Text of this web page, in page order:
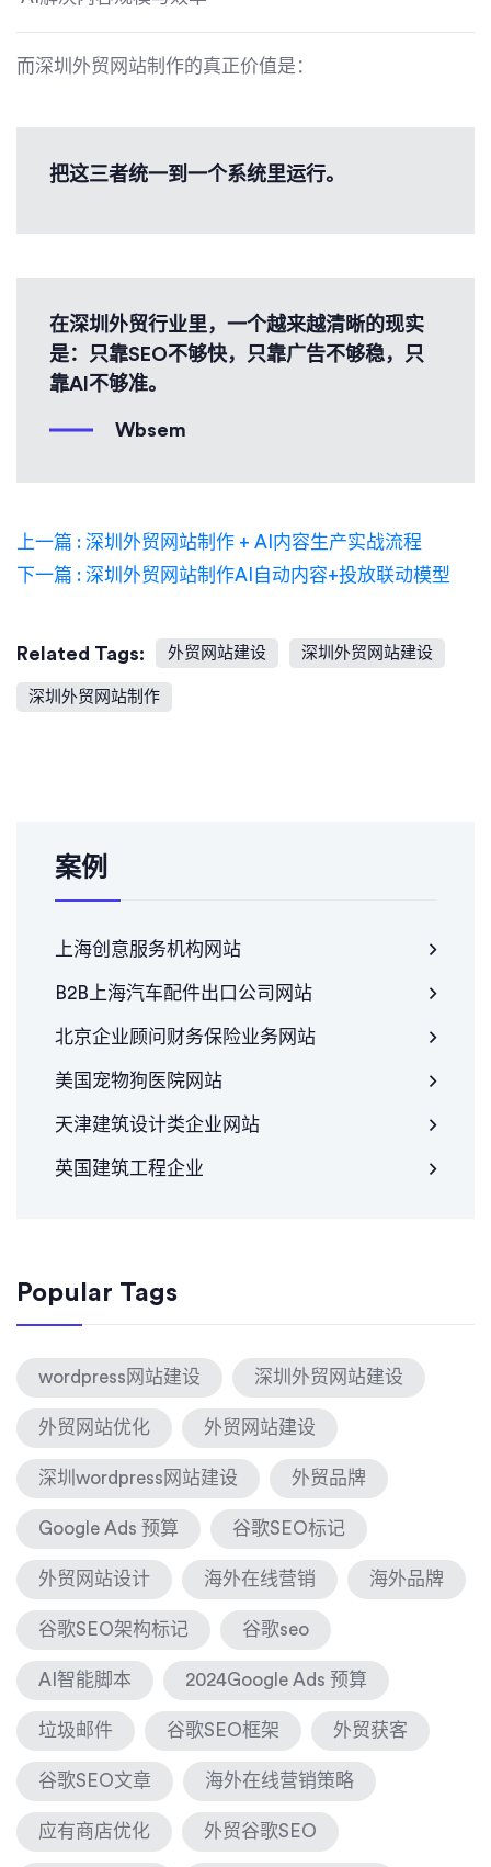
而深圳外贸网站制作的真正价值是：
把这三者统一到一个系统里运行。
在深圳外贸行业里，一个越来越清晰的现实
是：只靠SEO不够快，只靠广告不够稳，只
靠AI不够准。
Wbsem
上一篇 : 深圳外贸网站制作 + AI内容生产实战流程
下一篇 : 深圳外贸网站制作AI自动内容+投放联动模型
Related Tags: 外贸网站建设 深圳外贸网站建设
深圳外贸网站制作
案例
上海创意服务机构网站
B2B上海汽车配件出口公司网站
北京企业顾问财务保险业务网站
美国宠物狗医院网站
天津建筑设计类企业网站
英国建筑工程企业
Popular Tags
wordpress网站建设 深圳外贸网站建设
外贸网站优化 外贸网站建设
深圳wordpress网站建设 外贸品牌
Google Ads 预算 谷歌SEO标记
外贸网站设计 海外在线营销 海外品牌
谷歌SEO架构标记 谷歌seo
AI智能脚本 2024Google Ads 预算
垃圾邮件 谷歌SEO框架 外贸获客
谷歌SEO文章 海外在线营销策略
应有商店优化 外贸谷歌SEO